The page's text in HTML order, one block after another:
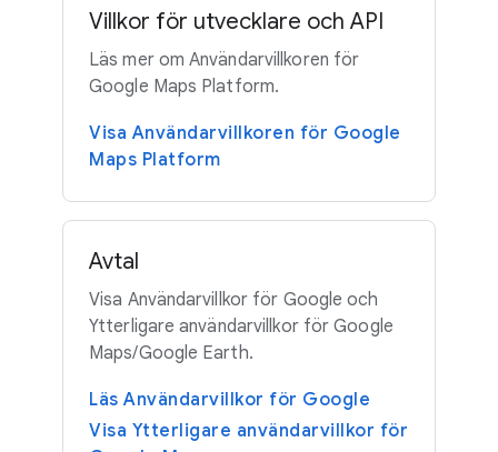
Villkor för utvecklare och API
Läs mer om Användarvillkoren för
Google Maps Platform.
Visa Användarvillkoren för Google
Maps Platform
Avtal
Visa Användarvillkor för Google och
Ytterligare användarvillkor för Google
Maps/Google Earth.
Läs Användarvillkor för Google
Visa Ytterligare användarvillkor för